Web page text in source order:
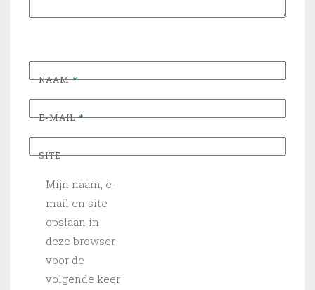
NAAM*
E-MAIL*
SITE
Mijn naam, e-
mail en site
opslaan in
deze browser
voor de
volgende keer